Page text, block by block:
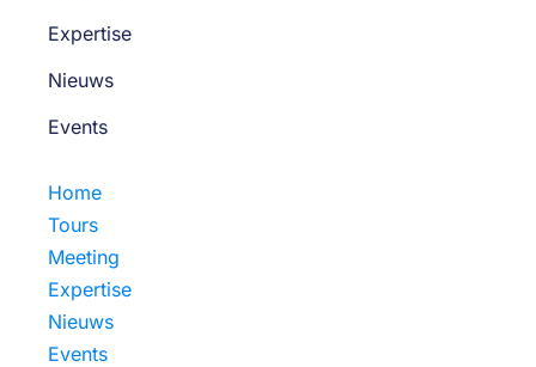
Expertise
Nieuws
Events
Home
Tours
Meeting
Expertise
Nieuws
Events